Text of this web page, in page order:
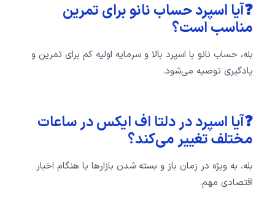
❓آیا اسپرد حساب نانو برای تمرین
مناسب است؟
بله، حساب نانو با اسپرد بالا و سرمایه اولیه کم برای تمرین و
یادگیری توصیه می‌شود.
❓آیا اسپرد در دلتا اف ایکس در ساعات
مختلف تغییر می‌کند؟
بله، به ویژه در زمان باز و بسته شدن بازارها یا هنگام اخبار
اقتصادی مهم.